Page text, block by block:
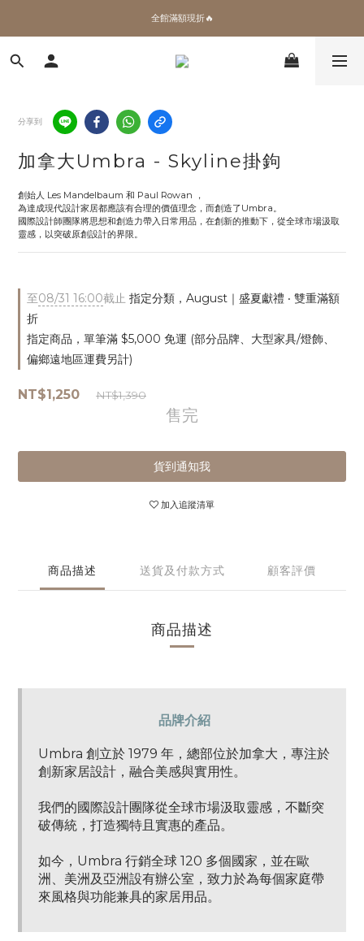
✨加入會員 即領100購物金🎫
全館滿額現折🔥
加拿大Umbra．買千送百🎫
分享到
加拿大Umbra - Skyline掛鉤
創始人 Les Mandelbaum 和 Paul Rowan ，
為達成現代設計家居都應該有合理的價值理念，而創造了Umbra。
國際設計師團隊將思想和創造力帶入日常用品，在創新的推動下，從全球市場汲取
靈感，以突破原創設計的界限。
至08/31 16:00截止 指定分類，August｜盛夏獻禮 ‧ 雙重滿額
折
指定商品，單筆滿 $5,000 免運 (部分品牌、大型家具/燈飾、
偏鄉遠地區運費另計)
NT$1,250 NT$1,390
售完
貨到通知我
加入追蹤清單
商品描述 送貨及付款方式 顧客評價
商品描述
品牌介紹
Umbra 創立於 1979 年，總部位於加拿大，專注於
創新家居設計，融合美感與實用性。
我們的國際設計團隊從全球市場汲取靈感，不斷突
破傳統，打造獨特且實惠的產品。
如今，Umbra 行銷全球 120 多個國家，並在歐
洲、美洲及亞洲設有辦公室，致力於為每個家庭帶
來風格與功能兼具的家居用品。